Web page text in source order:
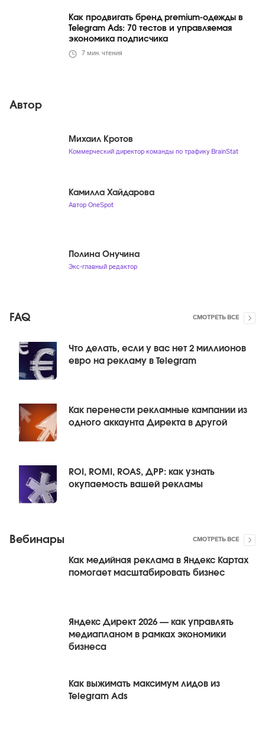
Как продвигать бренд premium-одежды в
Telegram Ads: 70 тестов и управляемая
экономика подписчика
7 мин. чтения
Автор
Михаил Кротов
Коммерческий директор команды по трафику BrainStat
Камилла Хайдарова
Автор OneSpot
Полина Онучина
Экс-главный редактор
FAQ СМОТРЕТЬ ВСЕ
Что делать, если у вас нет 2 миллионов
евро на рекламу в Telegram
Как перенести рекламные кампании из
одного аккаунта Директа в другой
ROI, ROMI, ROAS, ДРР: как узнать
окупаемость вашей рекламы
Вебинары СМОТРЕТЬ ВСЕ
Как медийная реклама в Яндекс Картах
помогает масштабировать бизнес
Яндекс Директ 2026 — как управлять
медиапланом в рамках экономики
бизнеса
Как выжимать максимум лидов из
Telegram Ads